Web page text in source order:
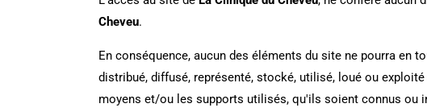
Cheveu.
En conséquence, aucun des éléments du site ne pourra en
distribué, diffusé, représenté, stocké, utilisé, loué ou
moyens et/ou les supports utilisés, qu'ils soient connus ou